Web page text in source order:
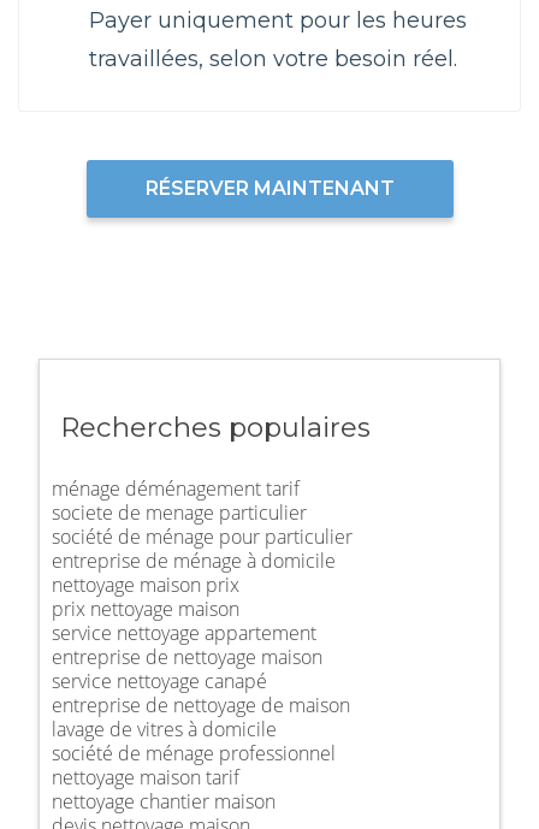
Payer uniquement pour les heures
travaillées, selon votre besoin réel.
RÉSERVER MAINTENANT
Recherches populaires
ménage déménagement tarif
societe de menage particulier
société de ménage pour particulier
entreprise de ménage à domicile
nettoyage maison prix
prix nettoyage maison
service nettoyage appartement
entreprise de nettoyage maison
service nettoyage canapé
entreprise de nettoyage de maison
lavage de vitres à domicile
société de ménage professionnel
nettoyage maison tarif
nettoyage chantier maison